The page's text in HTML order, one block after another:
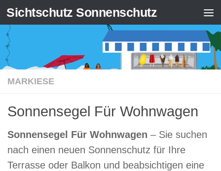
Zum Inhalt springen
Sichtschutz Sonnenschutz
MARKIESE
Sonnensegel Für Wohnwagen
Sonnensegel Für Wohnwagen – Sie suchen
nach einen neuen Sonnenschutz für Ihre
Terrasse oder Balkon und beabsichtigen eine